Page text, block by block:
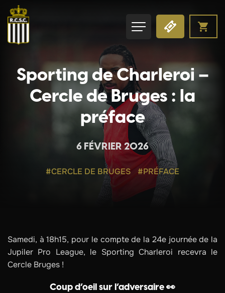
Sporting de Charleroi –
Cercle de Bruges : la
préface
6 FÉVRIER 2026
#CERCLE DE BRUGES #PRÉFACE
Samedi, à 18h15, pour le compte de la 24e journée de la
Jupiler Pro League, le Sporting Charleroi recevra le
Cercle Bruges !
Coup d’oeil sur l’adversaire 👀